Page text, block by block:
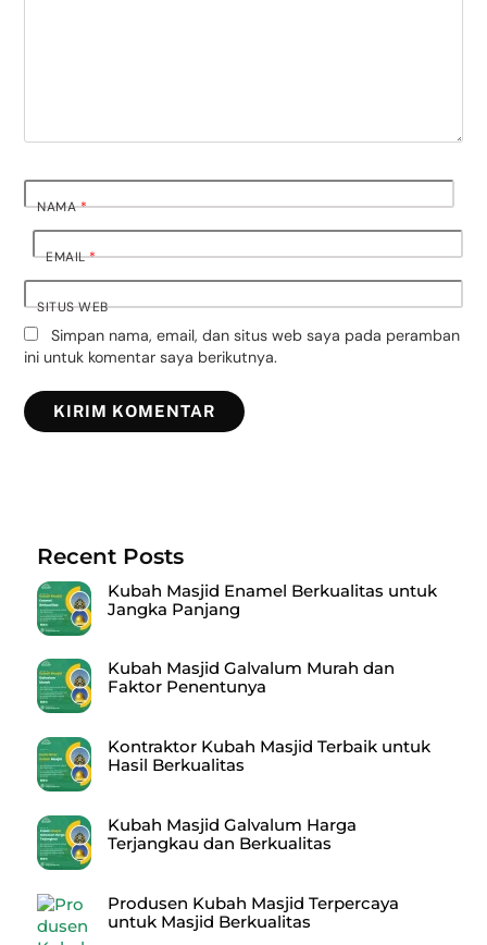
NAMA*
EMAIL*
SITUS WEB
Simpan nama, email, dan situs web saya pada peramban
ini untuk komentar saya berikutnya.
Recent Posts
Kubah Masjid Enamel Berkualitas untuk
Jangka Panjang
Kubah Masjid Galvalum Murah dan
Faktor Penentunya
Kontraktor Kubah Masjid Terbaik untuk
Hasil Berkualitas
Kubah Masjid Galvalum Harga
Terjangkau dan Berkualitas
Produsen Kubah Masjid Terpercaya
untuk Masjid Berkualitas